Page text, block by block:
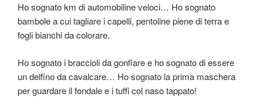
Ho sognato km di automobiline veloci… Ho sognato
bambole a cui tagliare i capelli, pentoline piene di terra e
fogli bianchi da colorare.
Ho sognato i braccioli da gonfiare e ho sognato di essere
un delfino da cavalcare… Ho sognato la prima maschera
per guardare il fondale e i tuffi col naso tappato!